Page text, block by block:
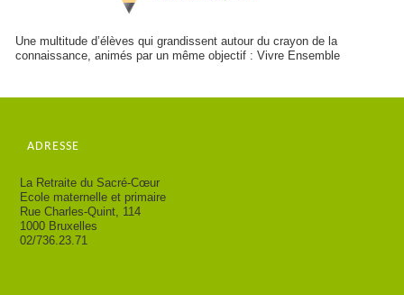
Une multitude d’élèves qui grandissent autour du crayon de la
connaissance, animés par un même objectif : Vivre Ensemble
ADRESSE
La Retraite du Sacré-Cœur
Ecole maternelle et primaire
Rue Charles-Quint, 114
1000 Bruxelles
02/736.23.71